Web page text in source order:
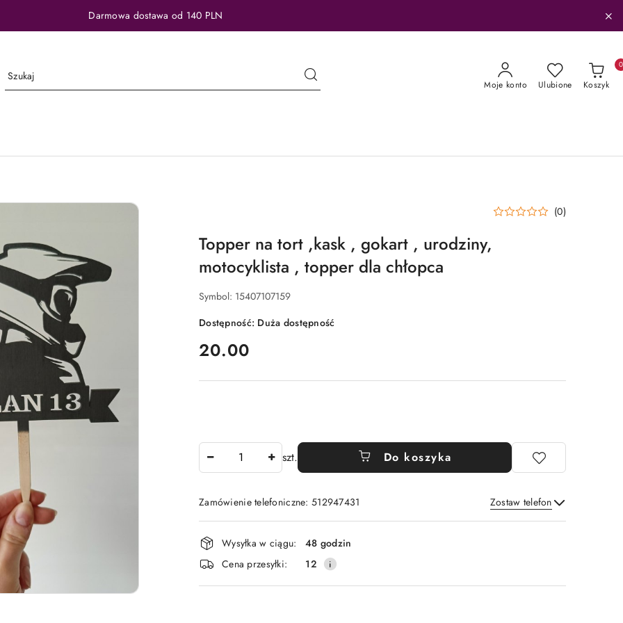
Darmowa dostawa od 140 PLN
Moje konto Ulubione Koszyk
0
(0)
Topper na tort ,kask , gokart , urodziny,
motocyklista , topper dla chłopca
Symbol: 15407107159
Dostępność: Duża dostępność
cena:
20.00
szt. Do koszyka
Zamówienie telefoniczne: 512947431 Zostaw telefon
Wyślij
Dostępność
i
dostawa
Wysyłka w ciągu:
48 godzin
Cena przesyłki:
12